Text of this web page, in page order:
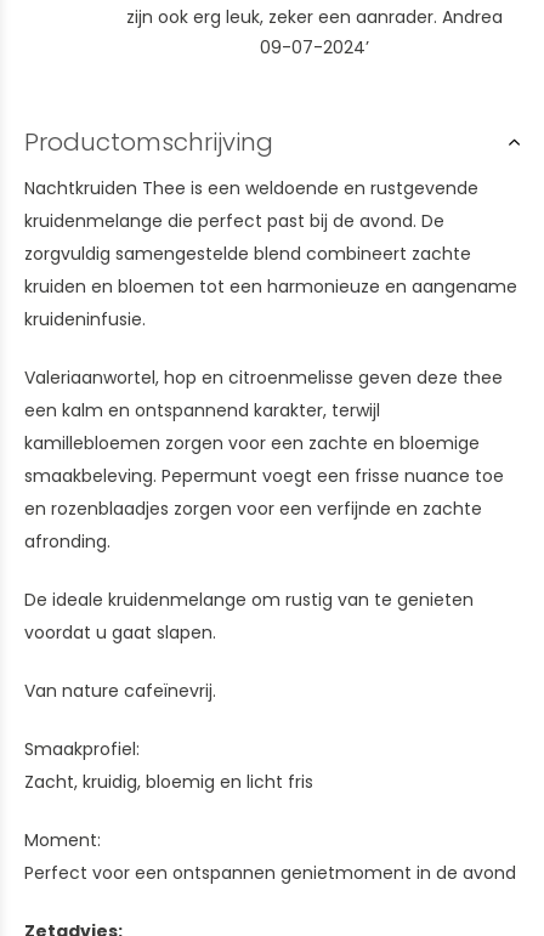
zijn ook erg leuk, zeker een aanrader. Andrea
09-07-2024’
Productomschrijving
Nachtkruiden Thee is een weldoende en rustgevende
kruidenmelange die perfect past bij de avond. De
zorgvuldig samengestelde blend combineert zachte
kruiden en bloemen tot een harmonieuze en aangename
kruideninfusie.
Valeriaanwortel, hop en citroenmelisse geven deze thee
een kalm en ontspannend karakter, terwijl
kamillebloemen zorgen voor een zachte en bloemige
smaakbeleving. Pepermunt voegt een frisse nuance toe
en rozenblaadjes zorgen voor een verfijnde en zachte
afronding.
De ideale kruidenmelange om rustig van te genieten
voordat u gaat slapen.
Van nature cafeïnevrij.
Smaakprofiel:
Zacht, kruidig, bloemig en licht fris
Moment:
Perfect voor een ontspannen genietmoment in de avond
Zetadvies: